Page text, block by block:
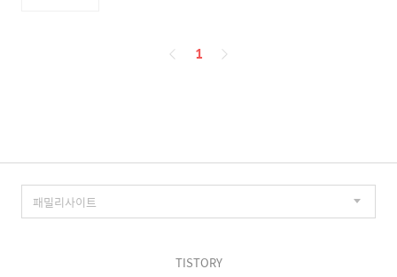
페
1
TISTORY